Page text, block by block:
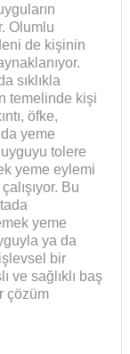
Olumlu
de kişinin
sıklıkla
temelinde kişi
öfke,
yeme
tolere
yeme eylemi
Bu
yeme
ya da
bir
ve sağlıklı baş
çözüm